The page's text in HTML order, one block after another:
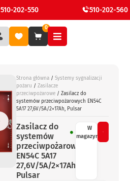
510-202-550 510-202-560
0
Strona główna / Systemy sygnalizacji
pożaru / Zasilacze
przeciwpożarowe / Zasilacz do
systemów przeciwpożarowych EN54C
5A17 27,6V/5A/2×17Ah, Pulsar
Zasilacz do
systemów
przeciwpożarowych
EN54C 5A17
27,6V/5A/2×17Ah,
Pulsar
W
magazynie